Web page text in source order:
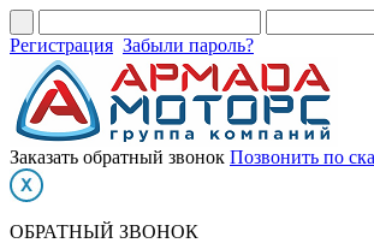
Регистрация Забыли пароль?
Заказать обратный звонок Позвонить по
ОБРАТНЫЙ ЗВОНОК